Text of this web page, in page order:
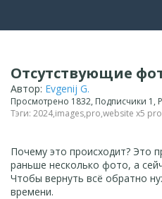
Отсутствующие
Автор: Evgenij G.
Просмотрено 1832, Подписчики
Тэги: 2024,images,pro,website x5
Почему это происходит? Это
раньше несколько фото, а
Чтобы вернуть всё обратно
времени.